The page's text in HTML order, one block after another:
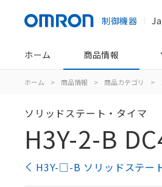
制御機器
ホーム 商品情報
ホーム > 商品情報 > 商品カテゴリ >
ソリッドステート・タイマ
H3Y-2-B
H3Y-□-B ソリッドステー